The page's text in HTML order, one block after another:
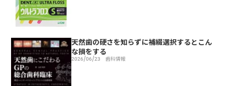
天然歯の硬さを知らずに補綴選択するとこん
な損をする
2026/06/23 歯科情報